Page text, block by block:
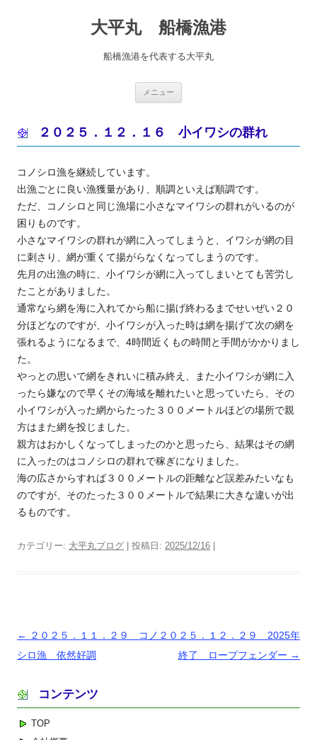
大平丸 船橋漁港
船橋漁港を代表する大平丸
メニュー
２０２５．１２．１６ 小イワシの群れ
コノシロ漁を継続しています。
出漁ごとに良い漁獲量があり、順調といえば順調です。
ただ、コノシロと同じ漁場に小さなマイワシの群れがいるのが
困りものです。
小さなマイワシの群れが網に入ってしまうと、イワシが網の目
に刺さり、網が重くて揚がらなくなってしまうのです。
先月の出漁の時に、小イワシが網に入ってしまいとても苦労し
たことがありました。
通常なら網を海に入れてから船に揚げ終わるまでせいぜい２０
分ほどなのですが、小イワシが入った時は網を揚げて次の網を
張れるようになるまで、4時間近くもの時間と手間がかかりまし
た。
やっとの思いで網をきれいに積み終え、また小イワシが網に入
ったら嫌なので早くその海域を離れたいと思っていたら、その
小イワシが入った網からたった３００メートルほどの場所で親
方はまた網を投じました。
親方はおかしくなってしまったのかと思ったら、結果はその網
に入ったのはコノシロの群れで稼ぎになりました。
海の広さからすれば３００メートルの距離など誤差みたいなも
のですが、そのたった３００メートルで結果に大きな違いが出
るものです。
カテゴリー: 大平丸ブログ | 投稿日: 2025/12/16
投
稿
ビ
← ２０２５．１１．２９ コノ
シロ漁 依然好調
２０２５．１２．２９ 2025年
終了 ロープフェンダー →
コンテンツ
TOP